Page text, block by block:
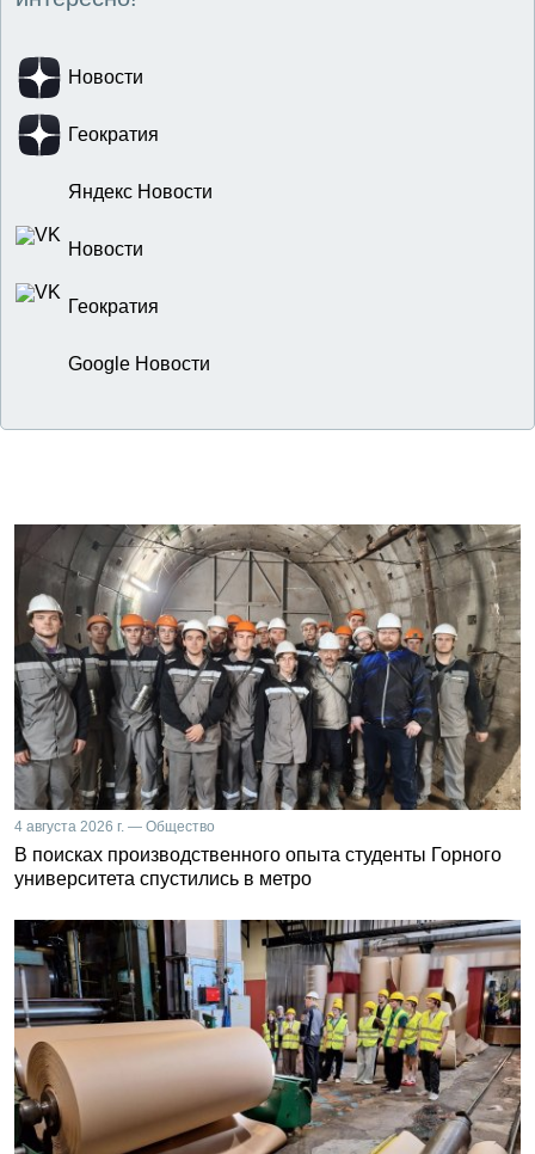
Новости
Геократия
Яндекс Новости
Новости
Геократия
Google Новости
4 августа 2026 г. — Общество
В поисках производственного опыта студенты Горного
университета спустились в метро